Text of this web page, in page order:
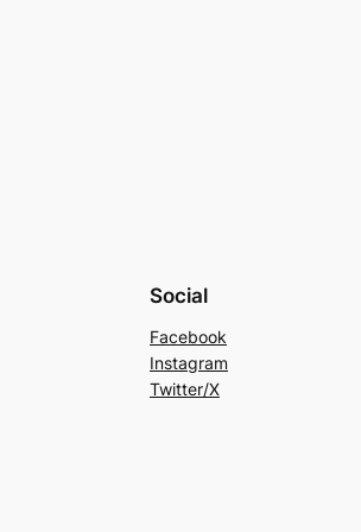
Social
Facebook
Instagram
Twitter/X